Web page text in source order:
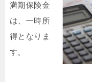
満期保険金
は、一時所
得となりま
す。